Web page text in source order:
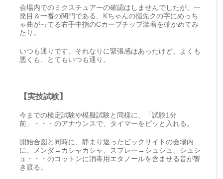
会場内でのミクスチュアーの確認はしませんでしたが、一
発目＆一番の関門である、Kちゃんの指先クの字にめっち
ゃ曲がってる右手中指のCカーブチップ装着を確かめてみ
たり。
いつも通りです。それなりに緊張感はあったけど、よくも
悪くも、とてもいつも通り。
【実技試験】
今までの検定試験や模擬試験と同様に、「試験1分
前」・・・のアナウンスで、タイマーをピッと入れる。
開始合図と同時に、静まり返ったビックサイトの会場内
に、メンダ→カシャカシャ、スプレー→シュシュ、シュシ
ュ・・・のコットンに消毒用エタノールを含ませる音が響
き渡る。